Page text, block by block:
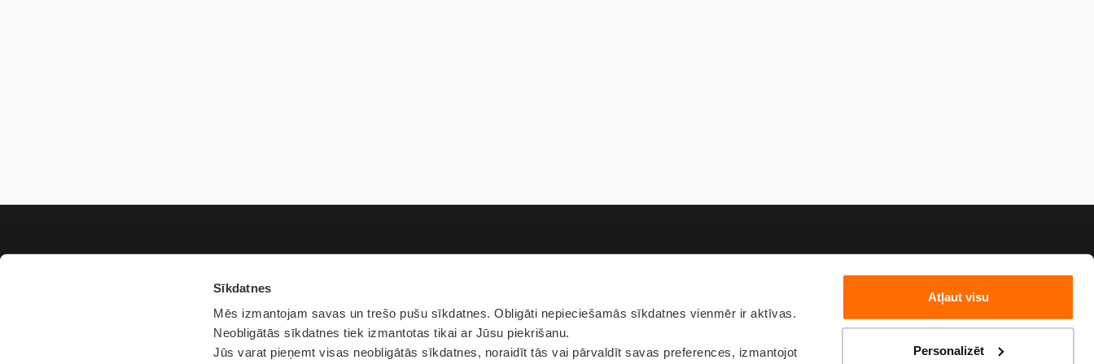
Sīkdatnes
Mēs izmantojam savas un trešo pušu sīkdatnes. Obligāti nepieciešamās sīkdatnes vienmēr ir aktīvas.
Neobligātās sīkdatnes tiek izmantotas tikai ar Jūsu piekrišanu.
Jūs varat pieņemt visas neobligātās sīkdatnes, noraidīt tās vai pārvaldīt savas preferences, izmantojot
Atļaut visu
Personalizēt
Piesakies 82222